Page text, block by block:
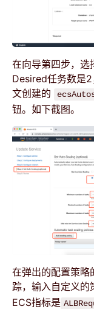
在向导第四步，选
Desired任务数是
文创建的
钮。如下截图。
在弹出的配置策略
踪，输入自定义的
ECS指标是